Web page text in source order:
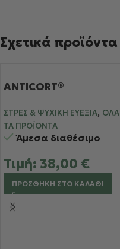
Σχετικά προϊόντα
ANTICORT®
ΣΤΡΕΣ & ΨΥΧΙΚΉ ΕΥΕΞΊΑ, ΌΛΑ
ΤΑ ΠΡΟΪΌΝΤΑ
Άμεσα διαθέσιμο
Τιμή: 38,00 €
ΠΡΟΣΘΉΚΗ ΣΤΟ ΚΑΛΆΘΙ